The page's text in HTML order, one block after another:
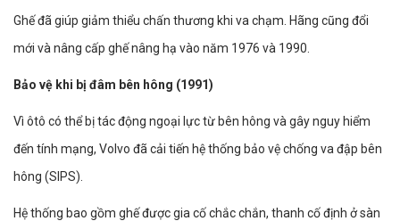
Ghế đã giúp giảm thiểu chấn thương khi va chạm. Hãng cũng đổi
mới và nâng cấp ghế nâng hạ vào năm 1976 và 1990.
Bảo vệ khi bị đâm bên hông (1991)
Vì ôtô có thể bị tác động ngoại lực từ bên hông và gây nguy hiểm
đến tính mạng, Volvo đã cải tiến hệ thống bảo vệ chống va đập bên
hông (SIPS).
Hệ thống bao gồm ghế được gia cố chắc chắn, thanh cố định ở sàn